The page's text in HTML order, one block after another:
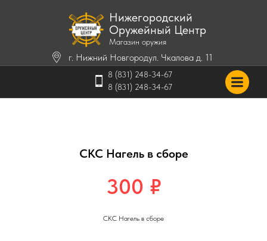
Нижегородский
Оружейный Центр
Магазин оружия
8 (831) 248-34-67
8 (831) 248-34-67
г. Нижний Новгородул. Чкалова д. 11
СКС Нагель в сборе
300 ₽
СКС Нагель в сборе